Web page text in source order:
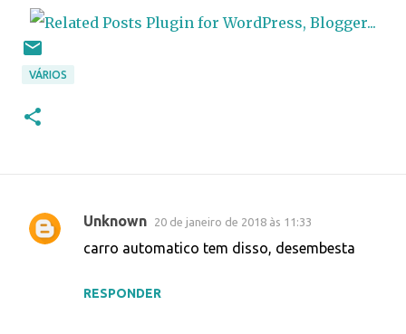
VÁRIOS
C
Unknown 20 de janeiro de 2018 às 11:33
carro automatico tem disso, desembesta
RESPONDER